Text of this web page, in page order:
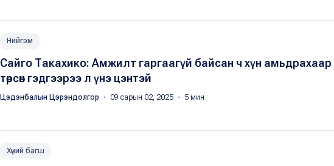
Нийгэм
Сайго Такахико: Амжилт гаргаагүй байсан ч хүн амьдрахаар
төрсөн гэдгээрээ л үнэ цэнтэй
Цэдэнбалын Цэрэндолгор ・ 09 сарын 02, 2025 ・ 5 мин
Хүний багш